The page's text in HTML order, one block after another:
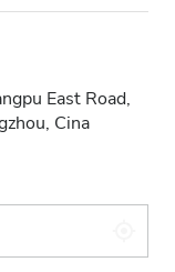
East Road,
Cina